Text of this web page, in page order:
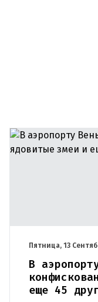
Пятница, 13
В
еще 45